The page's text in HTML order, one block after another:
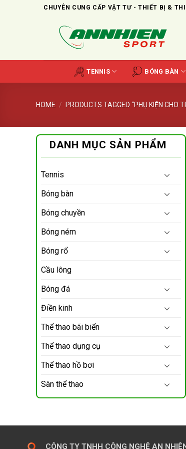
CHUYÊN CUNG CẤP VẬT TƯ - THIẾT BỊ &
TENNIS BÓNG BÀN
HOME / PRODUCTS TAGGED “PHỤ KIỆN CHO
DANH MỤC SẢN PHẨM
Tennis
Bóng bàn
Bóng chuyền
Bóng ném
Bóng rổ
Cầu lông
Bóng đá
Điền kinh
Thể thao bãi biển
Thể thao dụng cụ
Thể thao hồ bơi
Sàn thể thao
CÔNG TY TNHH CÔNG NGHỆ AN